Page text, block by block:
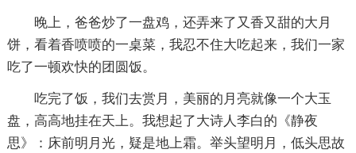
晚上，爸爸炒了一盘鸡，还弄来了又香又甜的大月
饼，看着香喷喷的一桌菜，我忍不住大吃起来，我们一家
吃了一顿欢快的团圆饭。
吃完了饭，我们去赏月，美丽的月亮就像一个大玉
盘，高高地挂在天上。我想起了大诗人李白的《静夜
思》：床前明月光，疑是地上霜。举头望明月，低头思故